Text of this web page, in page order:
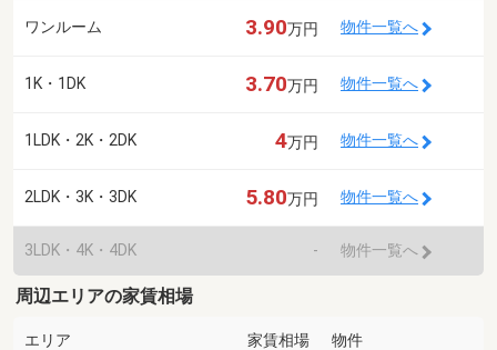
ワンルーム 3.90万円 物件一覧へ
1K・1DK 3.70万円 物件一覧へ
1LDK・2K・2DK 4万円 物件一覧へ
2LDK・3K・3DK 5.80万円 物件一覧へ
3LDK・4K・4DK - 物件一覧へ
周辺エリアの家賃相場
エリア 家賃相場 物件